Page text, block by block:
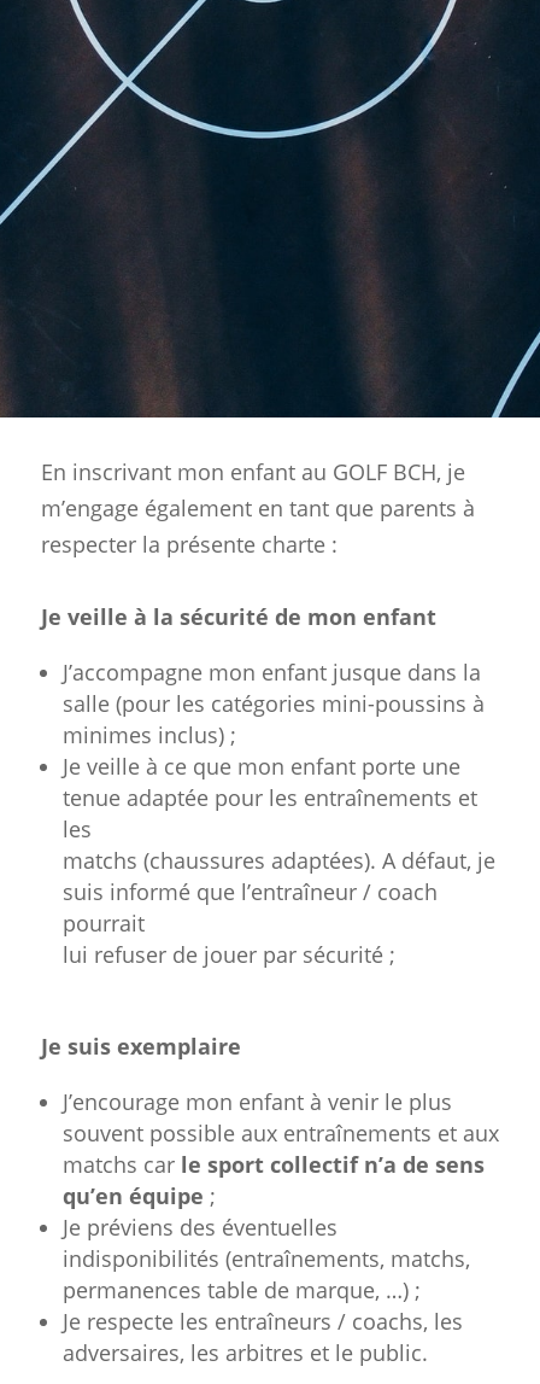
En inscrivant mon enfant au GOLF BCH, je
m’engage également en tant que parents à
respecter la présente charte :
Je veille à la sécurité de mon enfant
J’accompagne mon enfant jusque dans la
salle (pour les catégories mini-poussins à
minimes inclus) ;
Je veille à ce que mon enfant porte une
tenue adaptée pour les entraînements et
les
matchs (chaussures adaptées). A défaut, je
suis informé que l’entraîneur / coach
pourrait
lui refuser de jouer par sécurité ;
Je suis exemplaire
J’encourage mon enfant à venir le plus
souvent possible aux entraînements et aux
matchs car le sport collectif n’a de sens
qu’en équipe ;
Je préviens des éventuelles
indisponibilités (entraînements, matchs,
permanences table de marque, …) ;
Je respecte les entraîneurs / coachs, les
adversaires, les arbitres et le public.